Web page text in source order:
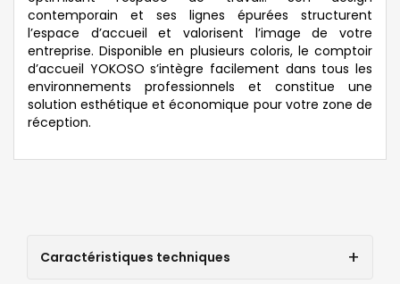
contemporain et ses lignes épurées structurent
l’espace d’accueil et valorisent l’image de votre
entreprise. Disponible en plusieurs coloris, le comptoir
d’accueil YOKOSO s’intègre facilement dans tous les
environnements professionnels et constitue une
solution esthétique et économique pour votre zone de
réception.
Caractéristiques techniques